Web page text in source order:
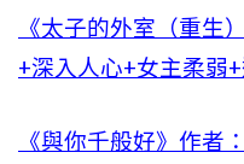
《太子的外室（重生
+深入人心+女主柔弱+
《與你千般好》作者